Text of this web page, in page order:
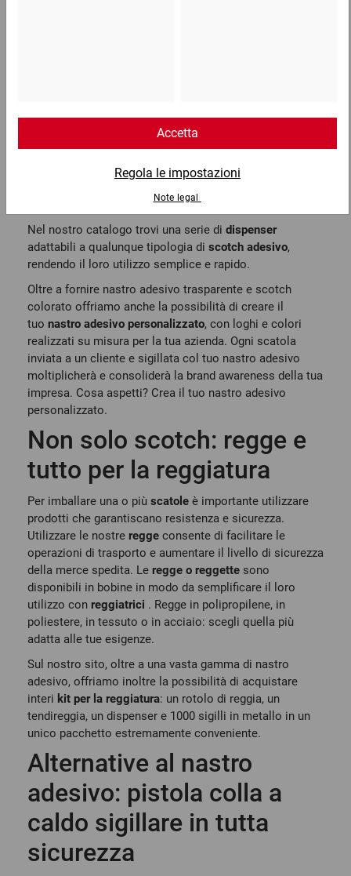
in PVC;
nastro adesivo rinforzato con fibra di vetr
soprattutto per il trasporto di merci pericolose;
biadesivo, nastro di carta e nastro in
scotch trasparenteonastro adesivo colorato
Nel nostro catalogo trovi una serie di dispenser
adattabili a qualunque tipologia di scotch adesivo,
rendendo il loro utilizzo semplice e rapido.
Oltre a fornire nastro adesivo trasparente e scotch
colorato offriamo anche la possibilità di creare il
tuo nastro adesivo personalizzato, con loghi e colori
realizzati su misura per la tua azienda. Ogni scatola
inviata a un cliente e sigillata col tuo nastro adesivo
moltiplicherà e consoliderà la brand awareness della tua
impresa. Cosa aspetti? Crea il tuo nastro adesivo
personalizzato.
Non solo scotch: regge e
tutto per la reggiatura
Per imballare una o più scatole è importante utilizzare
prodotti che garantiscano resistenza e sicurezza.
Utilizzare le nostre regge consente di facilitare le
operazioni di trasporto e aumentare il livello di sicurezza
della merce spedita. Le regge o reggette sono
disponibili in bobine in modo da semplificare il loro
utilizzo con reggiatrici . Regge in polipropilene, in
poliestere, in tessuto o in acciaio: scegli quella più
adatta alle tue esigenze.
Sul nostro sito, oltre a una vasta gamma di nastro
adesivo, offriamo inoltre la possibilità di acquistare
interi kit per la reggiatura: un rotolo di reggia, un
tendireggia, un dispenser e 1000 sigilli in metallo in un
unico pacchetto estremamente conveniente.
Alternative al nastro
adesivo: pistola colla a
caldo sigillare in tutta
sicurezza